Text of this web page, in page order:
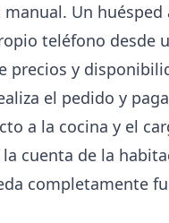
manual. Un huésped
teléfono desde
precios y
el pedido y
a la cocina y el
cuenta de la
completamente